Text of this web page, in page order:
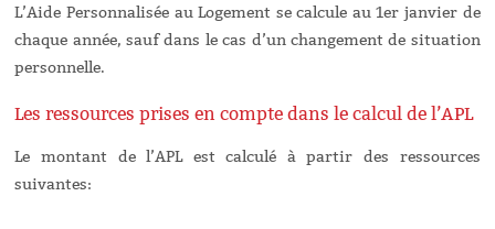
L’Aide Personnalisée au Logement se calcule au 1er janvier de
chaque année, sauf dans le cas d’un changement de situation
personnelle.
Les ressources prises en compte dans le calcul de l’APL
Le montant de l’APL est calculé à partir des ressources
suivantes: